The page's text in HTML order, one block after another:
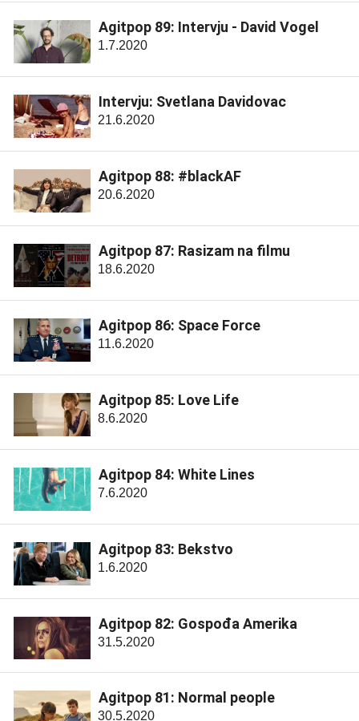
Agitpop 89: Intervju - David Vogel
1.7.2020
Intervju: Svetlana Davidovac
21.6.2020
Agitpop 88: #blackAF
20.6.2020
Agitpop 87: Rasizam na filmu
18.6.2020
Agitpop 86: Space Force
11.6.2020
Agitpop 85: Love Life
8.6.2020
Agitpop 84: White Lines
7.6.2020
Agitpop 83: Bekstvo
1.6.2020
Agitpop 82: Gospođa Amerika
31.5.2020
Agitpop 81: Normal people
30.5.2020